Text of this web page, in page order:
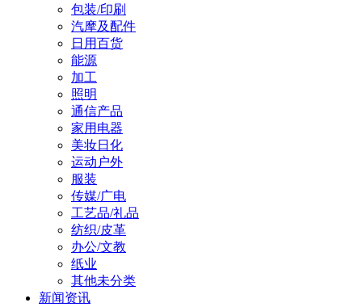
包装/印刷
汽摩及配件
日用百货
能源
加工
照明
通信产品
家用电器
美妆日化
运动户外
服装
传媒/广电
工艺品/礼品
纺织/皮革
办公/文教
纸业
其他未分类
新闻资讯